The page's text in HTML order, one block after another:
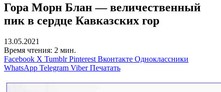
Гора Морн Блан — величественный
пик в сердце Кавказских гор
13.05.2021
Время чтения: 2 мин.
Facebook X Tumblr Pinterest Вконтакте Одноклассники
WhatsApp Telegram Viber Печатать